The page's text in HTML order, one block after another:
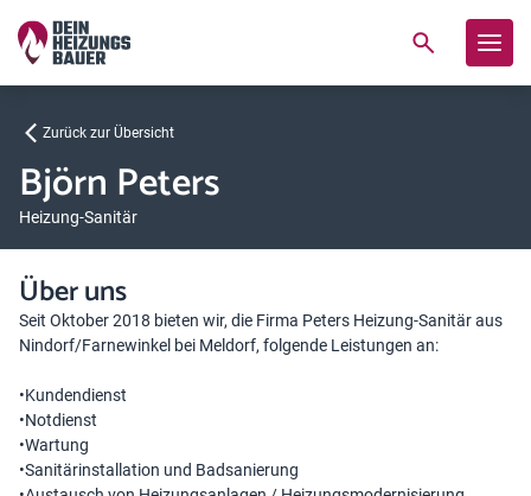
Zurück zur Übersicht
Björn Peters
Heizung-Sanitär
Über uns
Seit Oktober 2018 bieten wir, die Firma Peters Heizung-Sanitär aus
Nindorf/Farnewinkel bei Meldorf, folgende Leistungen an:
•Kundendienst
•Notdienst
•Wartung
•Sanitärinstallation und Badsanierung